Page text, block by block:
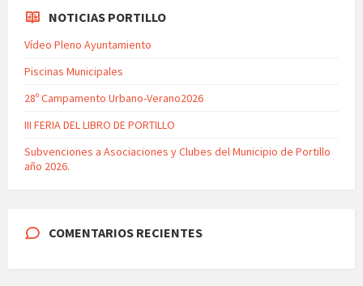
NOTICIAS PORTILLO
Vídeo Pleno Ayuntamiento
Piscinas Municipales
28º Campamento Urbano-Verano2026
III FERIA DEL LIBRO DE PORTILLO
Subvenciones a Asociaciones y Clubes del Municipio de Portillo
año 2026.
COMENTARIOS RECIENTES